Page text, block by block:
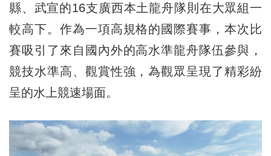
縣、武宣的16支廣西本土龍舟隊則在大眾組一
較高下。作為一項高規格的國際賽事，本次比
賽吸引了來自國內外的高水準龍舟隊伍參與，
競技水準高、觀賞性強，為觀眾呈現了精彩紛
呈的水上競速場面。